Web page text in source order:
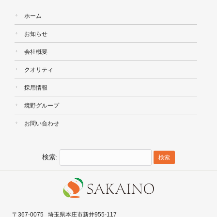
ホーム
お知らせ
会社概要
クオリティ
採用情報
境野グループ
お問い合わせ
検索:
〒367-0075 埼玉県本庄市新井955-117